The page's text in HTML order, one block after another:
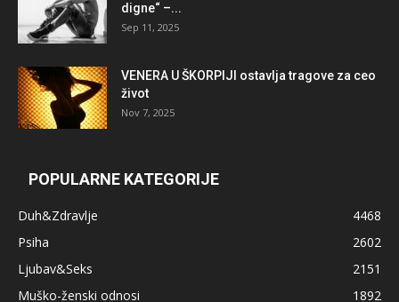
digne“ –...
Sep 11, 2025
VENERA U ŠKORPIJI ostavlja tragove za ceo
život
Nov 7, 2025
POPULARNE KATEGORIJE
Duh&Zdravlje
4468
Psiha
2602
Ljubav&Seks
2151
Muško-ženski odnosi
1892